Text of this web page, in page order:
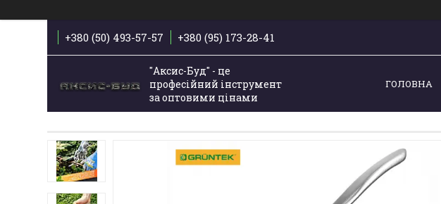
+380 (50) 493-57-57 +380 (95) 173-28-41
"Аксис-Буд" - це
професійний інструмент
за оптовими цінами
ГОЛОВНА